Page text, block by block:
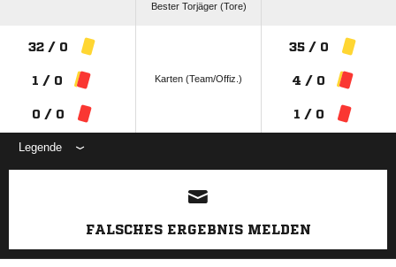
Bester Torjäger (Tore)
32 / 0
1 / 0
0 / 0
Karten (Team/Offiz.)
35 / 0
4 / 0
1 / 0
Legende
ANZEIGE
FALSCHES ERGEBNIS MELDEN